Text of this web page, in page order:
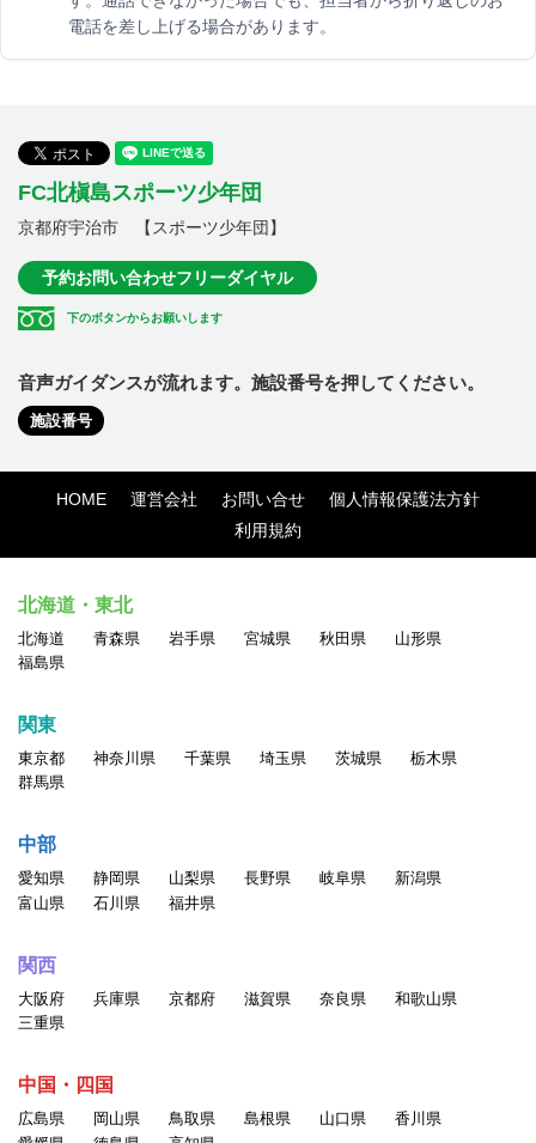
電話を差し上げる場合があります。
FC北槇島スポーツ少年団
京都府宇治市 【スポーツ少年団】
予約お問い合わせフリーダイヤル
下のボタンからお願いします
音声ガイダンスが流れます。施設番号を押してください。
施設番号
HOME 運営会社 お問い合せ
個人情報保護法方針
利用規約
北海道・東北
北海道 青森県 岩手県 宮城県 秋田県
山形県
福島県
関東
東京都 神奈川県 千葉県 埼玉県 茨城県
栃木県
群馬県
中部
愛知県 静岡県 山梨県 長野県 岐阜県
新潟県
富山県
石川県 福井県
関西
大阪府 兵庫県 京都府 滋賀県 奈良県
和歌山県
三重県
中国・四国
広島県 岡山県 鳥取県 島根県 山口県
香川県